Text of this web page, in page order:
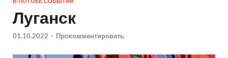
Луганск
01.10.2022 - Прокомментировать